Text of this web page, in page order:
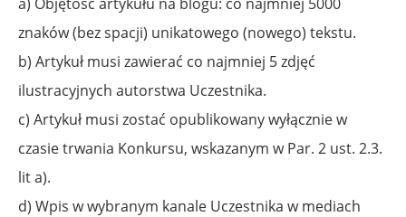
znaków (bez spacji) unikatowego (nowego) tekstu.
b) Artykuł musi zawierać co najmniej 5 zdjęć
ilustracyjnych autorstwa Uczestnika.
c) Artykuł musi zostać opublikowany wyłącznie w
czasie trwania Konkursu, wskazanym w Par. 2 ust. 2.3.
lit a).
d) Wpis w wybranym kanale Uczestnika w mediach